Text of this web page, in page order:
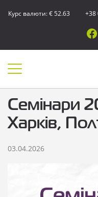
Курс валюти: € 52.63 +38
Семінари
Харків,
03.04.2026